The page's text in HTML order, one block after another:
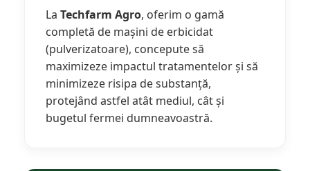
Remorci Tehnologice
Remorci Transfer Cereale
Remorci Transport
Remorci Transport Baloţi
Remorci Împrăștiat Gunoi
Scarificatoare
Semănători
La Techfarm Agro, oferim o gamă
completă de mașini de erbicidat
(pulverizatoare), concepute să
maximizeze impactul tratamentelor și să
minimizeze risipa de substanță,
protejând astfel atât mediul, cât și
bugetul fermei dumneavoastră.